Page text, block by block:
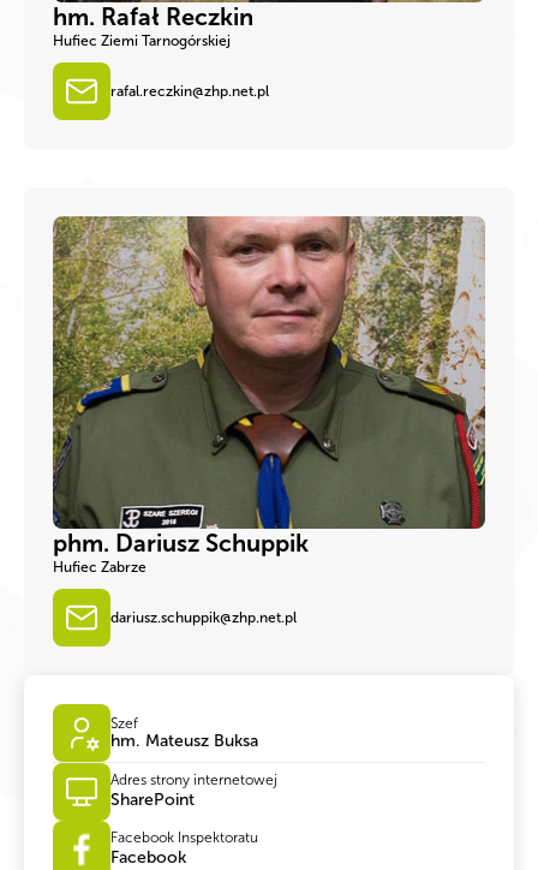
hm. Rafał Reczkin
Hufiec Ziemi Tarnogórskiej
rafal.reczkin@zhp.net.pl
phm. Dariusz Schuppik
Hufiec Zabrze
dariusz.schuppik@zhp.net.pl
Szef
hm. Mateusz Buksa
Adres strony internetowej
SharePoint
Facebook Inspektoratu
Facebook